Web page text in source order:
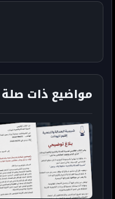
مواضيع ذات صلة